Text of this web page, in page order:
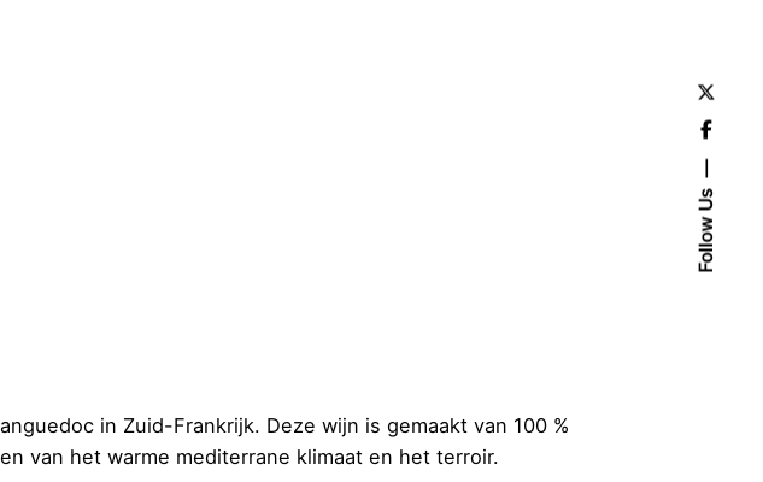
Follow Us
in Zuid-Frankrijk. Deze wijn is gemaakt van 100 %
van het warme mediterrane klimaat en het terroir.